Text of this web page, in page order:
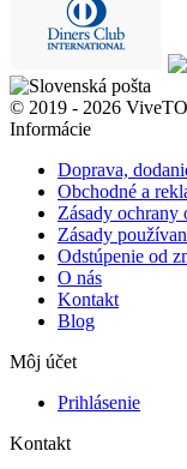
© 2019 - 2026
Informácie
Doprava,
Obchodné a
Zásady ochrany
Zásady
Odstúpenie od
O nás
Kontakt
Blog
Môj účet
Prihlásenie
Kontakt